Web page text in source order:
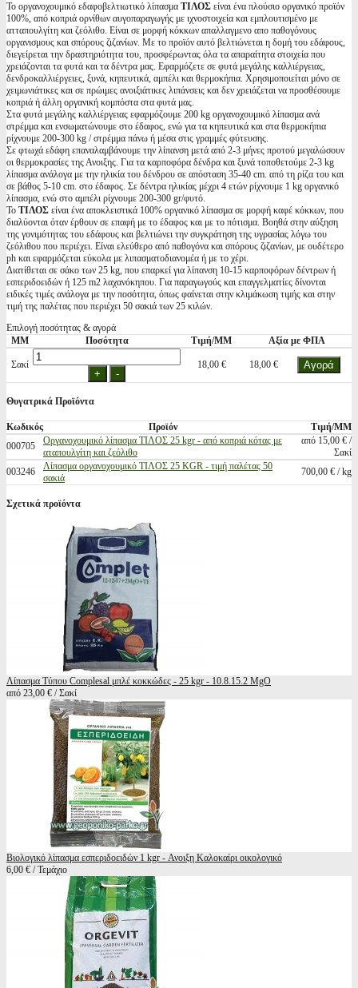
Το οργανoχουμικό εδαφοβελτιωτικό λίπασμα ΤΙΛΟΣ είναι ένα πλούσιο οργανικό προϊόν
100%, από κοπριά ορνίθων αυγοπαραγωγής με ιχνοστοιχεία και εμπλουτισμένο με
ατταπουλγίτη και ζεόλιθο. Είναι σε μορφή κόκκων απαλλαγμενο απο παθογόνους
οργανισμους και σπόρους ζιζανίων. Με το προϊόν αυτό βελτιώνεται η δομή του εδάφους,
διεγείρεται την δραστηριότητα του, προσφέρωντας όλα τα απαραίτητα στοιχεία που
χρειάζονται τα φυτά και τα δέντρα μας. Εφαρμόζετε σε φυτά μεγάλης καλλιέργειας,
δενδροκαλλιέργειες, ξυνά, κηπευτικά, αμπέλι και θερμοκήπια. Χρησιμοποιείται μόνο σε
χειμωνιάτικες και σε πρώιμες ανοιξιάτικες λιπάνσεις και δεν χρειάζεται να προσθέσουμε
κοπριά ή άλλη οργανική κομπόστα στα φυτά μας.
Στα φυτά μεγάλης καλλιέργειας εφαρμόζουμε 200 kg οργανοχουμικό λίπασμα ανά
στρέμμα και ενσωματώνουμε στο έδαφος, ενώ για τα κηπευτικά και στα θερμοκήπια
ρίχνουμε 200-300 kg / στρέμμα πάνω ή μέσα στις γραμμές φύτευσης.
Σε φτωχά εδάφη επαναλαμβάνουμε την λίπανση μετά από 2-3 μήνες προτού μεγαλώσουν
οι θερμοκρασίες της Ανοιξης. Για τα καρποφόρα δένδρα και ξυνά τοποθετούμε 2-3 kg
λίπασμα ανάλογα με την ηλικία του δένδρου σε απόσταση 35-40 cm. από τη ρίζα του και
σε βάθος 5-10 cm. στο έδαφος. Σε δέντρα ηλικίας μέχρι 4 ετών ρίχνουμε 1 kg οργανικό
λίπασμα, ενώ στο αμπέλι ρίχνουμε 200-300 gr/φυτό.
Το ΤΙΛΟΣ είναι ένα αποκλειστικά 100% οργανικό λίπασμα σε μορφή καφέ κόκκων, που
διαλύονται όταν έρθουν σε επαφή με το έδαφος και με το πότισμα. Βοηθά στην αύξηση
της γονιμότητας του εδάφους και βελτιώνει την συγκράτηση της υγρασίας λόγω του
ζεόλιθου που περιέχει. Είναι ελεύθερο από παθογόνα και σπόρους ζιζανίων, με ουδέτερο
ph και εφαρμόζεται εύκολα με λιπασματοδιανομέα ή με το χέρι.
Διατίθεται σε σάκο των 25 kg, που επαρκεί για λίπανση 10-15 καρποφόρων δέντρων ή
εσπεριδοειδών ή 125 m2 λαχανόκηπου. Για παραγωγούς και επαγγελματίες δίνονται
ειδικές τιμές ανάλογα με την ποσότητα, όπως φαίνεται στην κλιμάκωση τιμής και στην
τιμή της παλέτας που περιέχει 50 σακιά των 25 κιλών.
Επιλογή ποσότητας & αγορά
ΜΜ
Ποσότητα Τιμή/ΜΜ Αξία με ΦΠΑ
Σακί 18,00 € 18,00 €
Θυγατρικά Προϊόντα
Κωδικός Προϊόν
Τιμή/ΜΜ
000705
Οργανοχουμικό λίπασμα ΤΙΛΟΣ 25 kgr - από κοπριά κότας με
αταπουλγίτη και ζεόλιθο
από 15,00 € /
Σακί
003246
Λίπασμα οργανοχουμικό ΤΙΛΟΣ 25 KGR - τιμή παλέτας 50
σακιά
700,00 € / kg
Σχετικά προϊόντα
Λίπασμα Τύπου Complesal μπλέ κοκκώδες - 25 kgr - 10.8.15.2 MgO
από 23,00 € / Σακί
Βιολογικό λίπασμα εσπεριδοειδών 1 kgr - Ανοιξη Καλοκαίρι οικολογικό
6,00 € / Τεμάχιο